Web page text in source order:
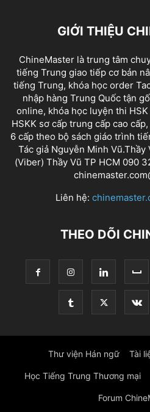
GIỚI THIỆU
ChineMaster là trung tâm
tiếng Trung giao tiếp cơ bản
tiếng Trung, khóa học order
nhập hàng Trung Quốc tận
online, khóa học luyện thi
HSKK sơ cấp trung cấp cao
6 cấp theo bộ sách giáo trình
Tác giả Nguyễn Minh
(Viber) Thầy Vũ TP HCM 090
Liên hệ:
THEO DÕI
Thư viện Hán ngữ Tài
Học Tiếng Trung Thương mại
Forum